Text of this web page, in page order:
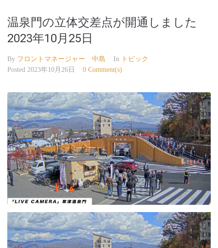
温泉門の立体交差点が開通しました
2023年10月25日
By フロントマネージャー 中島 In
トピック
Posted 2023年10月26日 0 Comment(s)